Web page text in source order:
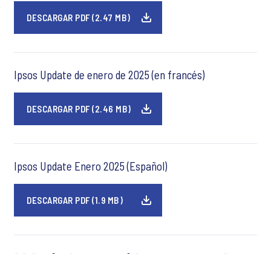
DESCARGAR PDF (2.47 MB)
Ipsos Update de enero de 2025 (en francés)
DESCARGAR PDF (2.46 MB)
Ipsos Update Enero 2025 (Español)
DESCARGAR PDF (1.9 MB)